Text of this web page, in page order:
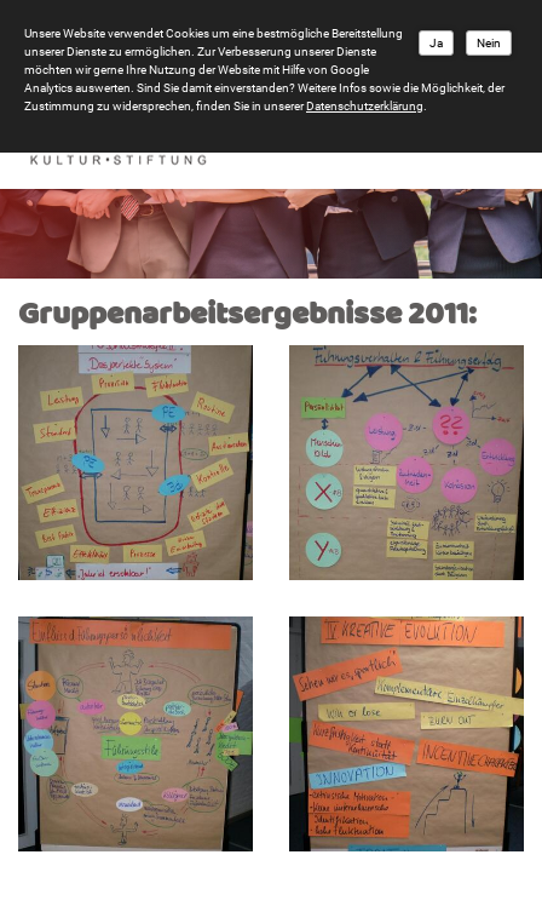
Gruppenarbeitsergebnisse 2011:
Nein
Ja
Unsere Website verwendet Cookies um eine bestmögliche Bereitstellung
unserer Dienste zu ermöglichen. Zur Verbesserung unserer Dienste
möchten wir gerne Ihre Nutzung der Website mit Hilfe von Google
Analytics auswerten. Sind Sie damit einverstanden? Weitere Infos sowie die Möglichkeit, der
Zustimmung zu widersprechen, finden Sie in unsererDatenschutzerklärung